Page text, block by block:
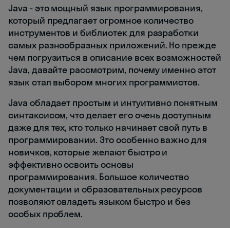
Java - это мощный язык программирования,
который предлагает огромное количество
инструментов и библиотек для разработки
самых разнообразных приложений. Но прежде
чем погрузиться в описание всех возможностей
Java, давайте рассмотрим, почему именно этот
язык стал выбором многих программистов.
Java обладает простым и интуитивно понятным
синтаксисом, что делает его очень доступным
даже для тех, кто только начинает свой путь в
программировании. Это особенно важно для
новичков, которые желают быстро и
эффективно освоить основы
программирования. Большое количество
документации и образовательных ресурсов
позволяют овладеть языком быстро и без
особых проблем.